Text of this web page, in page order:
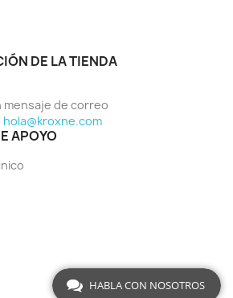
DE LA TIENDA
mensaje de correo
hola@kroxne.com
APOYO
HABLA CON NOSOTROS